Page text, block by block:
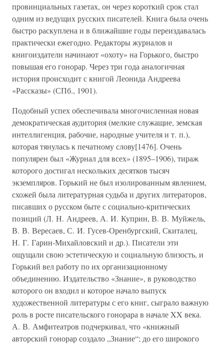
провинциальных газетах, он через короткий срок стал
одним из ведущих русских писателей. Книга была очень
быстро раскуплена и в ближайшие годы переиздавалась
практически ежегодно. Редакторы журналов и
книгоиздатели начинают «охоту» на Горького, быстро
повышая его гонорар. Через три года аналогичная
история происходит с книгой Леонида Андреева
«Рассказы» (СПб., 1901).
Подобный успех обеспечивала многочисленная новая
демократическая аудитория (мелкие служащие, земская
интеллигенция, рабочие, народные учителя и т. п.),
которая тянулась к печатному слову[1476]. Очень
популярен был «Журнал для всех» (1895–1906), тираж
которого достигал нескольких десятков тысяч
экземпляров. Горький не был изолированным явлением,
схожей была литературная судьба и других литераторов,
писавших о русском быте с социально-критических
позиций (Л. Н. Андреев, А. И. Куприн, В. В. Муйжель,
В. В. Вересаев, С. И. Гусев-Оренбургский, Скиталец,
Н. Г. Гарин-Михайловский и др.). Писатели эти
ощущали свою эстетическую и социальную близость, и
Горький вел работу по их организационному
объединению. Издательство «Знание», в руководство
которого он входил и которое начало выпуск
художественной литературы с его книг, сыграло важную
роль в росте писательского гонорара в начале XX века.
А. В. Амфитеатров подчеркивал, что «книжный
авторский гонорар создало „Знание“; до его широкого